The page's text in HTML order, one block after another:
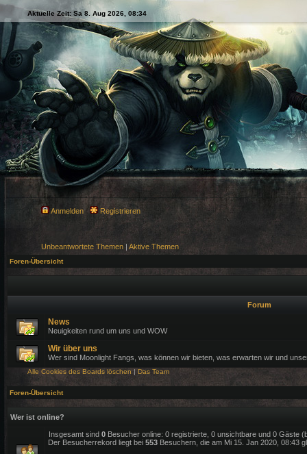
Aktuelle Zeit: Sa 8. Aug 2026, 08:34
Anmelden Registrieren
Unbeantwortete Themen | Aktive Themen
Foren-Übersicht
Forum
News
Neuigkeiten rund um uns und WOW
Wir über uns
Wer sind Moonlight Fangs, was können wir bieten, was erwarten wir und
Alle Cookies des Boards löschen | Das Team
Foren-Übersicht
Wer ist online?
Insgesamt sind 0 Besucher online: 0 registrierte, 0 unsichtbare und 0 Gäste
Der Besucherrekord liegt bei 553 Besuchern, die am Mi 15. Jan 2020, 08:43